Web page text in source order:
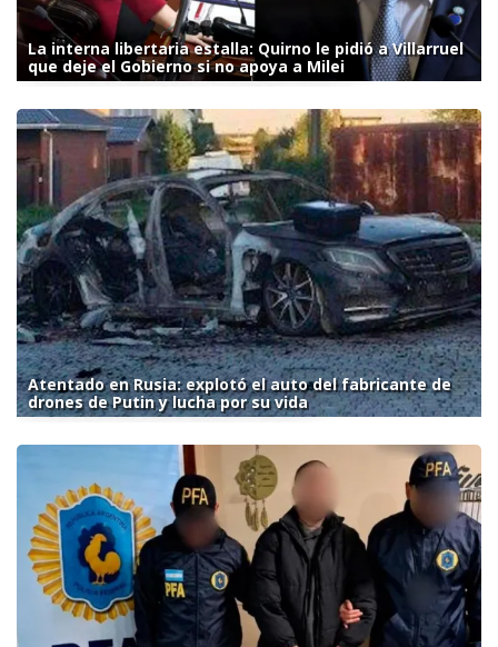
La interna libertaria estalla: Quirno le pidió a Villarruel
que deje el Gobierno si no apoya a Milei
Atentado en Rusia: explotó el auto del fabricante de
drones de Putin y lucha por su vida